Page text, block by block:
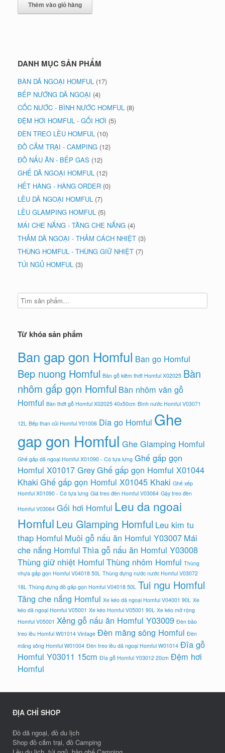
1.650.000 ₫.là:
1.250.000 ₫.
Thêm vào giỏ hàng
DANH MỤC SẢN PHẨM
BÀN DÃ NGOẠI HOMFUL (17)
BẾP NƯỚNG DÃ NGOẠI (4)
CỐC NƯỚC - BÌNH NƯỚC HOMFUL (8)
ĐỆM HƠI HOMFUL - GỐI HƠI (5)
ĐÈN TREO LỀU HOMFUL (10)
ĐỒ CẮM TRẠI - CAMPING (12)
ĐỒ NẤU ĂN - BẾP GAS (12)
GHẾ DÃ NGOẠI HOMFUL (12)
HẾT HÀNG - HÀNG ORDER (0)
LỀU DÃ NGOẠI HOMFUL (7)
LỀU GLAMPING HOMFUL (5)
MÁI CHE NẮNG - TĂNG CHE NẮNG (4)
THẢM DÃ NGOẠI - THẢM CÁCH NHIỆT (3)
THÙNG HOMFUL - THÙNG GIỮ NHIỆT (7)
TÚI NGỦ HOMFUL (3)
Từ khóa sản phẩm
Ban gap gon Homful Ban go Homful
Bep nuong Homful Bàn gỗ kiêm thớt Homful X02025 Bàn
nhôm gấp gọn Homful Bàn nhôm vân gỗ
Homful Bàn thớt gỗ Homful X02025 40x50cm Bình nước Homful V03071
12L Bếp than củi Homful Y01006 Dia go Homful Ghe
gap gon Homful Ghe Glamping Homful
Ghế gấp dã ngoại Homful X01090 - Có tựa lưng Ghế gấp gọn
Homful X01017 GreyGhế gấp gọn Homful X01044
Khaki Ghế gấp gọn Homful X01045 Khaki Ghế xếp
Homful X01090 - Có tựa lưng Giá treo đèn Homful V03064 Gậy treo đèn
Homful V03064 Gối hơi Homful Leu da ngoai
Homful Leu Glamping Homful Leu kim tu
thap Homful Muôi gỗ nấu ăn Homful Y03007 Mái
che nắng Homful Thìa gỗ nấu ăn Homful Y03008
Thùng giữ nhiệt Homful Thùng nhôm Homful Thùng
nhựa gấp gọn Homful V04018 50L Thùng đựng nước nước Homful V03072
18L Thùng đựng đồ gấp gọn Homful V04018 50L Tui ngu Homful
Tăng che nắng Homful Xe kéo dã ngoại Homful V04001 90L Xe
kéo dã ngoại Homful V05001 Xe kéo Homful V05001 90L Xe kéo mở rộng
Homful V05001 Xẻng gỗ nấu ăn Homful Y03009 Đèn bão
treo lều Homful W01014 Vintage Đèn măng sông Homful Đèn
măng sông Homful W01004 Đèn treo lều dã ngoại Homful W01014 Đĩa gỗ
Homful Y03011 15cm Đĩa gỗ Homful Y03012 20cm Đệm hơi
Homful
ĐỊA CHỈ SHOP
Đồ dã ngoại, đồ du lịch
Shop đồ cắm trại, đồ Camping